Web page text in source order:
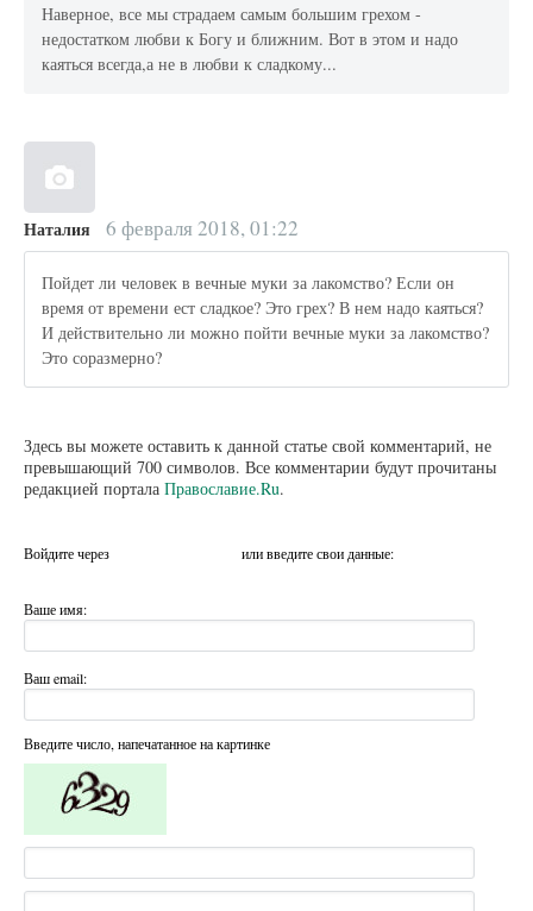
Наверное, все мы страдаем самым большим грехом -
недостатком любви к Богу и ближним. Вот в этом и надо
каяться всегда,а не в любви к сладкому...
Наталия 6 февраля 2018, 01:22
Пойдет ли человек в вечные муки за лакомство? Если он
время от времени ест сладкое? Это грех? В нем надо каяться?
И действительно ли можно пойти вечные муки за лакомство?
Это соразмерно?
Здесь вы можете оставить к данной статье свой комментарий, не
превышающий 700 символов. Все комментарии будут прочитаны
редакцией портала Православие.Ru.
Войдите через или введите свои данные:
Ваше имя:
Ваш email:
Введите число, напечатанное на картинке